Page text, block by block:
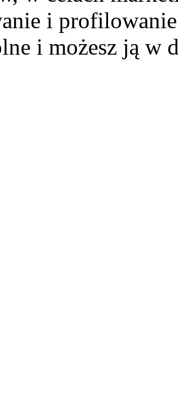
i
i możesz ją w